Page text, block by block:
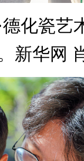
化瓷艺
新华网